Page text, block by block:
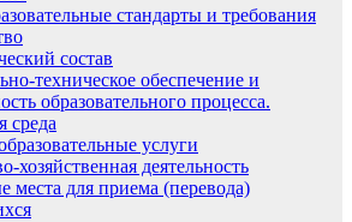
стандарты и требования
состав
техническое обеспечение и
образовательного процесса.
среда
услуги
хозяйственная деятельность
места для приема (перевода)